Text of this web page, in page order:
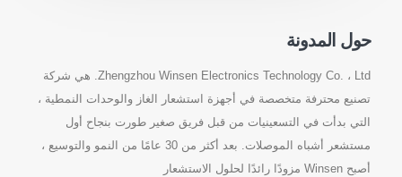
حول المدونة
Zhengzhou Winsen Electronics Technology Co. ، Ltd. هي شركة
تصنيع محترفة متخصصة في أجهزة استشعار الغاز والوحدات النمطية ،
التي بدأت في التسعينيات من قبل فريق صغير طورت بنجاح أول
مستشعر أشباه الموصلات. بعد أكثر من 30 عامًا من النمو والتوسيع ،
أصبح Winsen مزودًا رائدًا لحلول الاستشعار